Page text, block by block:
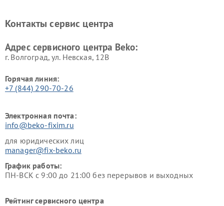
Ремонт холодильников Beko Ремонт морозильных камер
Контакты сервис центра
Адрес сервисного центра Beko:
г. Волгоград, ул. Невская, 12В
Горячая линия:
+7 (844) 290-70-26
Электронная почта:
info@beko-fixim.ru
для юридических лиц
manager@fix-beko.ru
График работы:
ПН-ВСК с 9:00 до 21:00 без перерывов и выходных
Рейтинг сервисного центра